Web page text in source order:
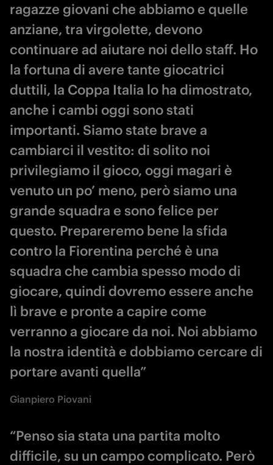
ragazze giovani che abbiamo e quelle
anziane, tra virgolette, devono
continuare ad aiutare noi dello staff. Ho
la fortuna di avere tante giocatrici
duttili, la Coppa Italia lo ha dimostrato,
anche i cambi oggi sono stati
importanti. Siamo state brave a
cambiarci il vestito: di solito noi
privilegiamo il gioco, oggi magari è
venuto un po’ meno, però siamo una
grande squadra e sono felice per
questo. Prepareremo bene la sfida
contro la Fiorentina perché è una
squadra che cambia spesso modo di
giocare, quindi dovremo essere anche
lì brave e pronte a capire come
verranno a giocare da noi. Noi abbiamo
la nostra identità e dobbiamo cercare di
portare avanti quella”
Gianpiero Piovani
“Penso sia stata una partita molto
difficile, su un campo complicato. Però